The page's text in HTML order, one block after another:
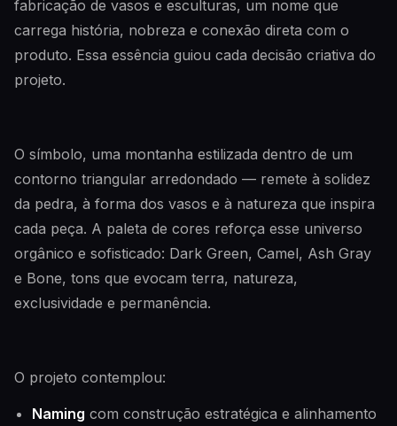
fabricação de vasos e esculturas, um nome que
carrega história, nobreza e conexão direta com o
produto. Essa essência guiou cada decisão criativa do
projeto.
O símbolo, uma montanha estilizada dentro de um
contorno triangular arredondado — remete à solidez
da pedra, à forma dos vasos e à natureza que inspira
cada peça. A paleta de cores reforça esse universo
orgânico e sofisticado: Dark Green, Camel, Ash Gray
e Bone, tons que evocam terra, natureza,
exclusividade e permanência.
O projeto contemplou:
Naming com construção estratégica e alinhamento